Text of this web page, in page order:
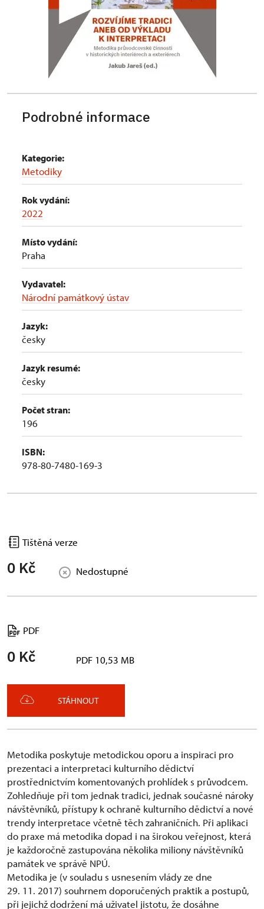
Podrobné informace
Kategorie:
Metodiky
Rok vydání:
2022
Místo vydání:
Praha
Vydavatel:
Národní památkový ústav
Jazyk:
česky
Jazyk resumé:
česky
Počet stran:
196
ISBN:
978-80-7480-169-3
Tištěná verze
0 Kč Nedostupné
PDF
0 Kč PDF 10,53 MB
STÁHNOUT
Metodika poskytuje metodickou oporu a inspiraci pro
prezentaci a interpretaci kulturního dědictví
prostřednictvím komentovaných prohlídek s průvodcem.
Zohledňuje při tom jednak tradici, jednak současné nároky
návštěvníků, přístupy k ochraně kulturního dědictví a nové
trendy interpretace včetně těch zahraničních. Při aplikaci
do praxe má metodika dopad i na širokou veřejnost, která
je každoročně zastupována několika miliony návštěvníků
památek ve správě NPÚ.
Metodika je (v souladu s usnesením vlády ze dne
29. 11. 2017) souhrnem doporučených praktik a postupů,
při jejichž dodržení má uživatel jistotu, že dosáhne